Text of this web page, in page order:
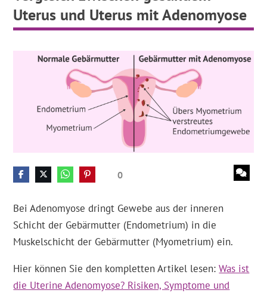
Uterus und Uterus mit Adenomyose
0
Bei Adenomyose dringt Gewebe aus der inneren
Schicht der Gebärmutter (Endometrium) in die
Muskelschicht der Gebärmutter (Myometrium) ein.
Hier können Sie den kompletten Artikel lesen:Was ist
die Uterine Adenomyose? Risiken, Symptome und